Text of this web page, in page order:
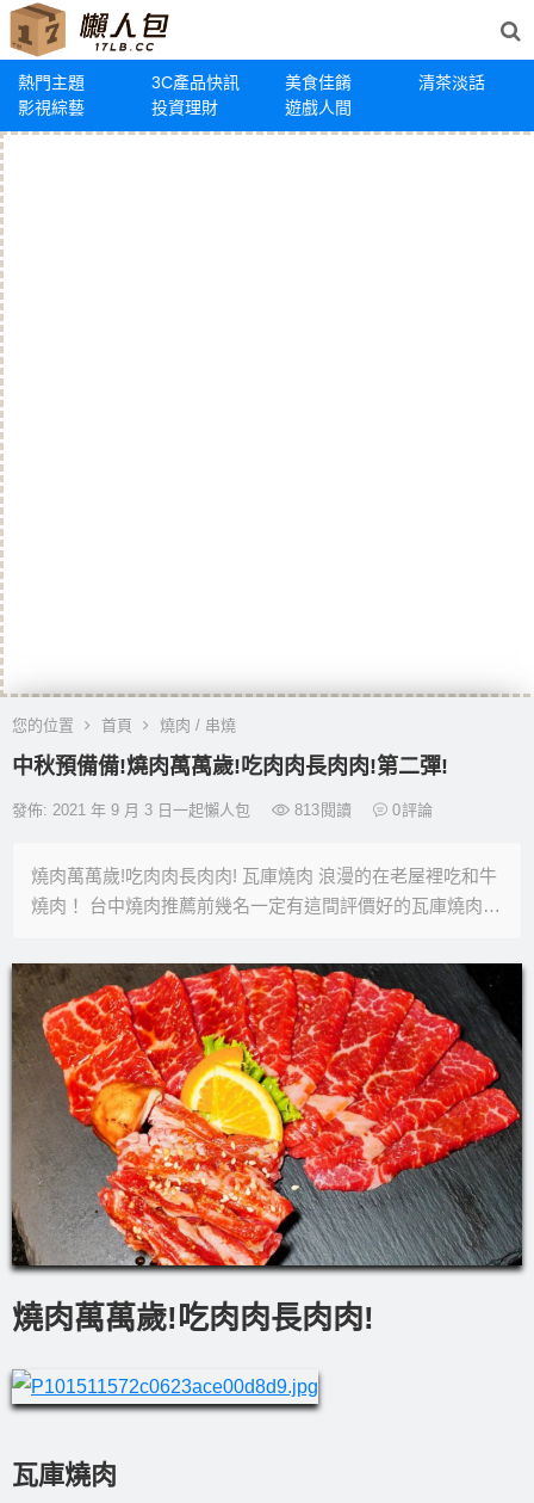
熱門主題 3C產品快訊 美食佳餚
清茶淡話
影視綜藝
投資理財 遊戲人間
您的位置 首頁 燒肉 / 串燒
中秋預備備!燒肉萬萬歲!吃肉肉長肉肉!第二彈!
發佈: 2021 年 9 月 3 日一起懶人包 813 閱讀 0評論
燒肉萬萬歲!吃肉肉長肉肉! 瓦庫燒肉 浪漫的在老屋裡吃和牛
燒肉！ 台中燒肉推薦前幾名一定有這間評價好的瓦庫燒肉…
燒肉萬萬歲!吃肉肉長肉肉!
瓦庫燒肉